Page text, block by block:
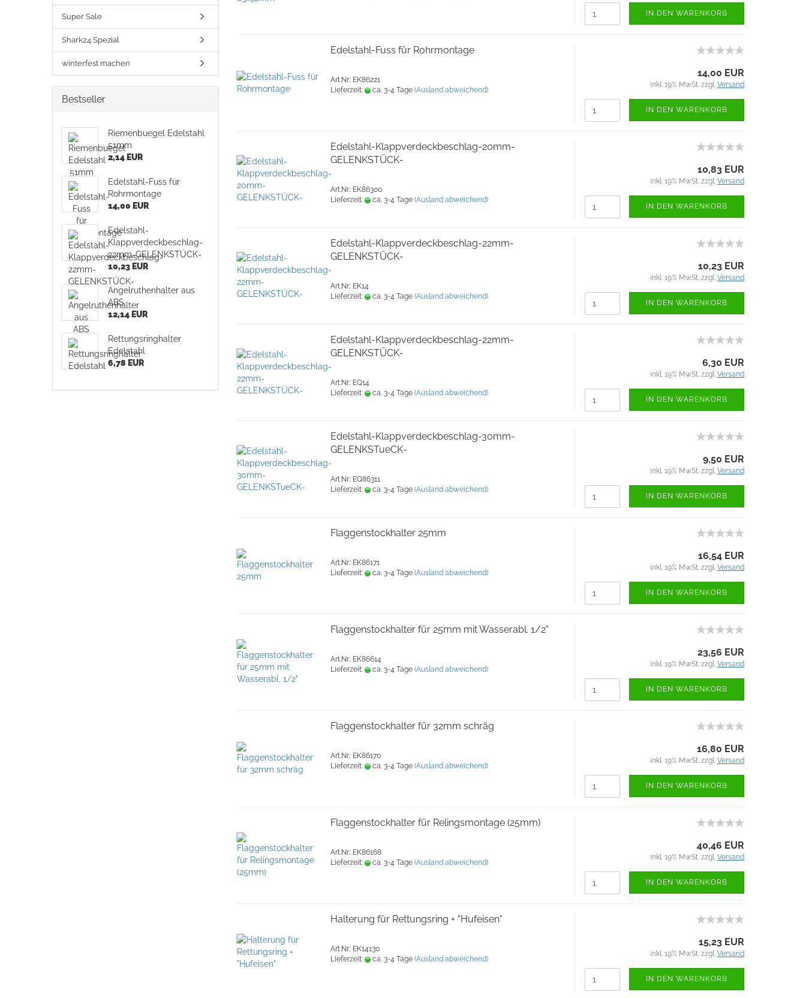
IN DEN WARENKORB
Edelstahl-Fuss für Rohrmontage
Art.Nr.: EK86221
Lieferzeit:
ca. 3-4 Tage (Ausland abweichend)
14,00 EUR
inkl. 19% MwSt. zzgl. Versand
IN DEN WARENKORB
Edelstahl-Klappverdeckbeschlag-20mm-
GELENKSTÜCK-
Art.Nr.: EK86300
Lieferzeit:
ca. 3-4 Tage (Ausland abweichend)
10,83 EUR
inkl. 19% MwSt. zzgl. Versand
IN DEN WARENKORB
Edelstahl-Klappverdeckbeschlag-22mm-
GELENKSTÜCK-
Art.Nr.: EK14
Lieferzeit:
ca. 3-4 Tage (Ausland abweichend)
10,23 EUR
inkl. 19% MwSt. zzgl. Versand
IN DEN WARENKORB
Edelstahl-Klappverdeckbeschlag-22mm-
GELENKSTÜCK-
Art.Nr.: EQ14
Lieferzeit:
ca. 3-4 Tage (Ausland abweichend)
6,30 EUR
inkl. 19% MwSt. zzgl. Versand
IN DEN WARENKORB
Edelstahl-Klappverdeckbeschlag-30mm-
GELENKSTueCK-
Art.Nr.: EQ86311
Lieferzeit:
ca. 3-4 Tage (Ausland abweichend)
9,50 EUR
inkl. 19% MwSt. zzgl. Versand
IN DEN WARENKORB
Flaggenstockhalter 25mm
Art.Nr.: EK86171
Lieferzeit:
ca. 3-4 Tage (Ausland abweichend)
16,54 EUR
inkl. 19% MwSt. zzgl. Versand
IN DEN WARENKORB
Flaggenstockhalter für 25mm mit Wasserabl. 1/2"
Art.Nr.: EK86614
Lieferzeit:
ca. 3-4 Tage (Ausland abweichend)
23,56 EUR
inkl. 19% MwSt. zzgl. Versand
IN DEN WARENKORB
Flaggenstockhalter für 32mm schräg
Art.Nr.: EK86170
Lieferzeit:
ca. 3-4 Tage (Ausland abweichend)
16,80 EUR
inkl. 19% MwSt. zzgl. Versand
IN DEN WARENKORB
Flaggenstockhalter für Relingsmontage (25mm)
Art.Nr.: EK86168
Lieferzeit:
ca. 3-4 Tage (Ausland abweichend)
40,46 EUR
inkl. 19% MwSt. zzgl. Versand
IN DEN WARENKORB
Halterung für Rettungsring + "Hufeisen"
Art.Nr.: EK14130
Lieferzeit:
ca. 3-4 Tage (Ausland abweichend)
15,23 EUR
inkl. 19% MwSt. zzgl. Versand
IN DEN WARENKORB
Super Sale
Shark24 Spezial
winterfest machen
Bestseller
Riemenbuegel Edelstahl
51mm
2,14 EUR
Edelstahl-Fuss für
Rohrmontage
14,00 EUR
Edelstahl-
Klappverdeckbeschlag-
22mm-GELENKSTÜCK-
10,23 EUR
Angelruthenhalter aus
ABS
12,14 EUR
Rettungsringhalter
Edelstahl
6,78 EUR